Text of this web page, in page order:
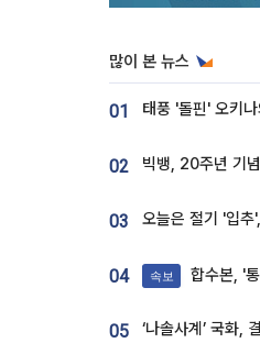
많이 본 뉴스
01
02
03 오늘은 절기 '입추
04 속보 합수본, '통계 조
05